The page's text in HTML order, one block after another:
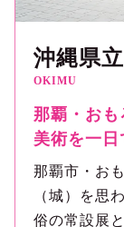
沖縄県
OKIMU
那覇・おも
美術を一日
那覇市・お
（城）を思
俗の常設展